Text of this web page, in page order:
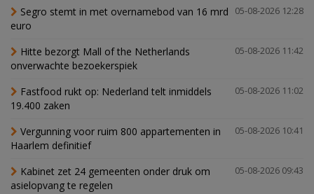
05-08-2026 12:28
Segro stemt in met overnamebod van 16 mrd
euro
05-08-2026 11:42
Hitte bezorgt Mall of the Netherlands
onverwachte bezoekerspiek
05-08-2026 11:02
Fastfood rukt op: Nederland telt inmiddels
19.400 zaken
05-08-2026 10:41
Vergunning voor ruim 800 appartementen in
Haarlem definitief
05-08-2026 09:43
Kabinet zet 24 gemeenten onder druk om
asielopvang te regelen